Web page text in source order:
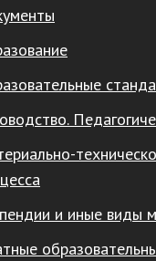
и иные виды